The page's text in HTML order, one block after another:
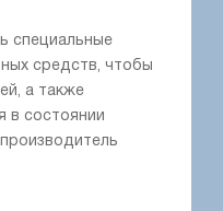
специальные
средств, чтобы
а также
в состоянии